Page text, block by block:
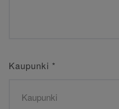
Kaupunki *